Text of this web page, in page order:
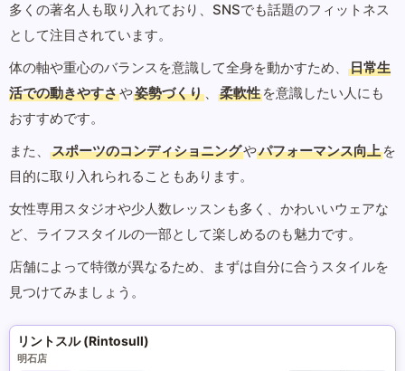
多くの著名人も取り入れており、SNSでも話題のフィットネス
として注目されています。
体の軸や重心のバランスを意識して全身を動かすため、
日常生
活での動きやすさや姿勢づくり 、 柔軟性 を意識したい人にも
おすすめです。
また、
スポーツのコンディショニングやパフォーマンス向上 を
目的に取り入れられることもあります。
女性専用スタジオや少人数レッスンも多く、かわいいウェアな
ど、ライフスタイルの一部として楽しめるのも魅力です。
店舗によって特徴が異なるため、まずは自分に合うスタイルを
見つけてみましょう。
リントスル (Rintosull)
明石店